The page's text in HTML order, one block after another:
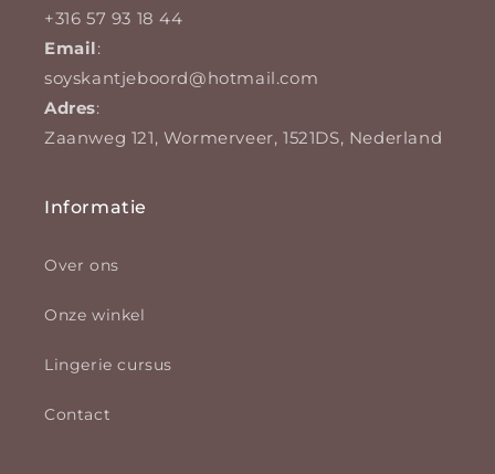
+316 57 93 18 44
Email:
soyskantjeboord@hotmail.com
Adres:
Zaanweg 121, Wormerveer, 1521DS, Nederland
Informatie
Over ons
Onze winkel
Lingerie cursus
Contact